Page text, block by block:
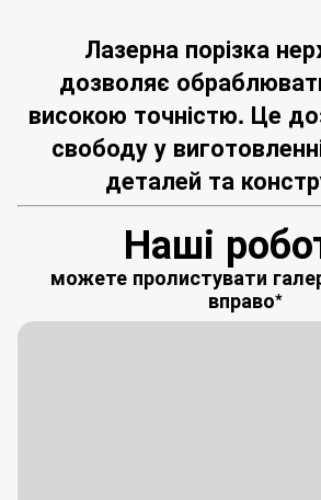
Лазерна порізка
дозволяє
високою точністю. Це
свободу у
деталей та
Наші
можете пролистувати
вправо*